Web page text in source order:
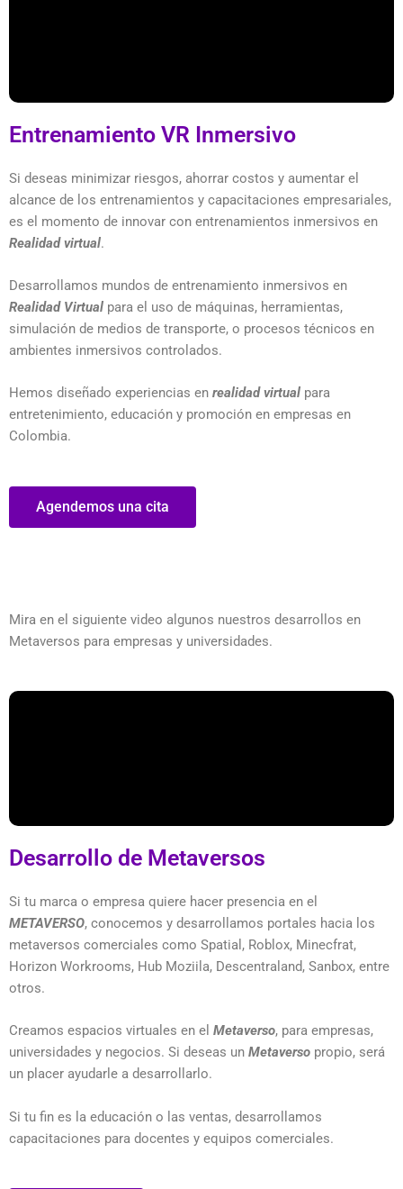
Entrenamiento VR Inmersivo
Si deseas minimizar riesgos, ahorrar costos y aumentar el
alcance de los entrenamientos y capacitaciones empresariales,
es el momento de innovar con entrenamientos inmersivos en
Realidad virtual.
Desarrollamos mundos de entrenamiento inmersivos en
Realidad Virtual para el uso de máquinas, herramientas,
simulación de medios de transporte, o procesos técnicos en
ambientes inmersivos controlados.
Hemos diseñado experiencias en realidad virtual para
entretenimiento, educación y promoción en empresas en
Colombia.
Agendemos una cita
Mira en el siguiente video algunos nuestros desarrollos en
Metaversos para empresas y universidades.
Desarrollo de Metaversos
Si tu marca o empresa quiere hacer presencia en el
METAVERSO, conocemos y desarrollamos portales hacia los
metaversos comerciales como Spatial, Roblox, Minecfrat,
Horizon Workrooms, Hub Moziila, Descentraland, Sanbox, entre
otros.
Creamos espacios virtuales en el Metaverso, para empresas,
universidades y negocios. Si deseas un Metaverso propio, será
un placer ayudarle a desarrollarlo.
Si tu fin es la educación o las ventas, desarrollamos
capacitaciones para docentes y equipos comerciales.